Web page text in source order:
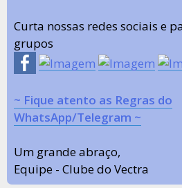
Curta nossas redes sociais e
grupos
~ Fique atento as Regras do
WhatsApp/Telegram ~
Um grande abraço,
Equipe - Clube do Vectra